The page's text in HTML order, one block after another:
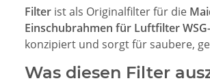
Filter ist als Originalfilter für die
Einschubrahmen für Luftfilter WSG-
konzipiert und sorgt für saubere,
Was diesen Filter